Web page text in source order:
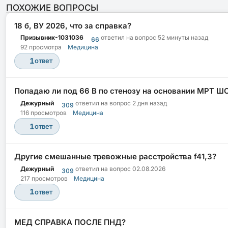
ПОХОЖИЕ ВОПРОСЫ
18 б, ВУ 2026, что за справка?
Призывник-1031036 66 ответил на вопрос 52 минуты назад
92 просмотра
Медицина
1ответ
Попадаю ли под 66 В по стенозу на основании МРТ
Дежурный 309 ответил на вопрос 2 дня назад
116 просмотров
Медицина
1ответ
Другие смешанные тревожные расстройства f41,3?
Дежурный 309 ответил на вопрос 02.08.2026
217 просмотров
Медицина
1ответ
МЕД СПРАВКА ПОСЛЕ ПНД?